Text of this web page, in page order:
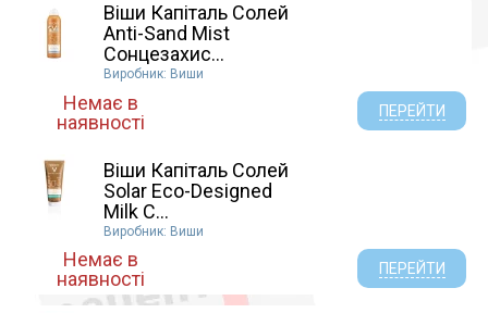
Віши Капіталь Солей
Anti-Sand Mist
Сонцезахис...
Виробник: Виши
Немає в
наявності
ПЕРЕЙТИ
Віши Капіталь Солей
Solar Eco-Designed
Milk С...
Виробник: Виши
Немає в
наявності
ПЕРЕЙТИ